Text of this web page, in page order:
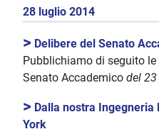
28 luglio 2014
> Delibere del Senato
Pubblichiamo di seguito le
Senato Accademico del
> Dalla nostra
York